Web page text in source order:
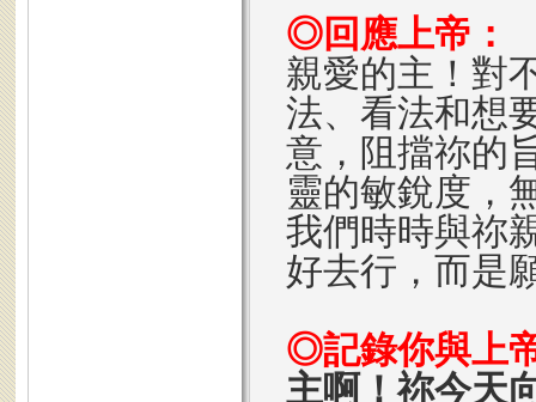
◎回應上帝：
親愛的主！對
法、看法和想
意，阻擋祢的
靈的敏銳度，
我們時時與祢
好去行，而是
◎記錄你與上
主啊！祢今天